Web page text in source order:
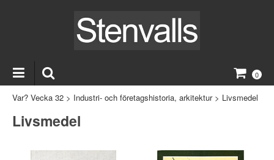
0
Var? Vecka 32 > Industri- och företagshistoria, arkitektur> Livsmedel
Livsmedel